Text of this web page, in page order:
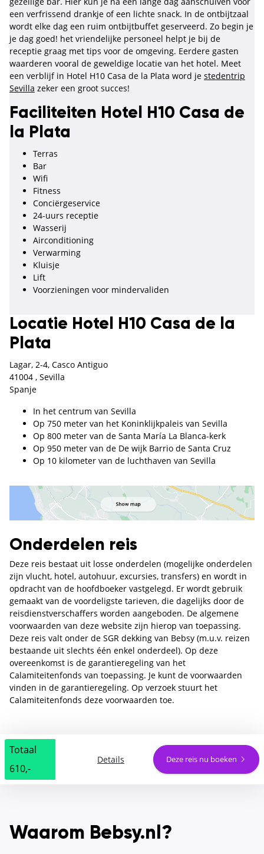
een verfrissend drankje of een lichte snack. In de ontbijtzaal
wordt elke dag een ruim ontbijtbuffet geserveerd. Zo begin je
je dag goed! het vriendelijke personeel helpt je bij de
receptie graag met tips voor de omgeving. Eerdere gasten
waarderen vooral de geweldige locatie van het hotel. Meet
een verblijf in Hotel H10 Casa de la Plata word je stedentrip
Sevilla zeker een groot succes!
Faciliteiten Hotel H10 Casa de
la Plata
Terras
Bar
Wifi
Fitness
Conciërgeservice
24-uurs receptie
Wasserij
Airconditioning
Verwarming
Kluisje
Lift
Voorzieningen voor mindervaliden
Locatie Hotel H10 Casa de la
Plata
Lagar, 2-4, Casco Antiguo
41004 , Sevilla
Spanje
In het centrum van Sevilla
Op 750 meter van het Koninklijkpaleis van Sevilla
Op 800 meter van de Santa María La Blanca-kerk
Op 950 meter van de De wijk Barrio de Santa Cruz
Op 10 kilometer van de luchthaven van Sevilla
Onderdelen reis
Deze reis bestaat uit losse onderdelen (mogelijke onderdelen
zijn vlucht, hotel, autohuur, excursies, transfers) en wordt in
opdracht van de hoofdboeker vastgelegd. Er wordt gebruik
gemaakt van de voordeligste tarieven, die dagelijks door de
reisdienstverschaffers worden aangeboden. De algemene
voorwaarden van deze website zijn hierop van toepassing.
Deze reis valt onder de SGR dekking van Bebsy (m.u.v. reizen
bestaande uit slechts één enkel onderdeel). Op deze
overeenkomst is de garantieregeling van het
Calamiteitenfonds van toepassing. Je kunt de voorwaarden
vinden in de garantieregeling. Op verzoek stuurt het
Calamiteitenfonds deze voorwaarden toe.
Totaal
610,-
Details Deze reis nu boeken
Waarom Bebsy.nl?